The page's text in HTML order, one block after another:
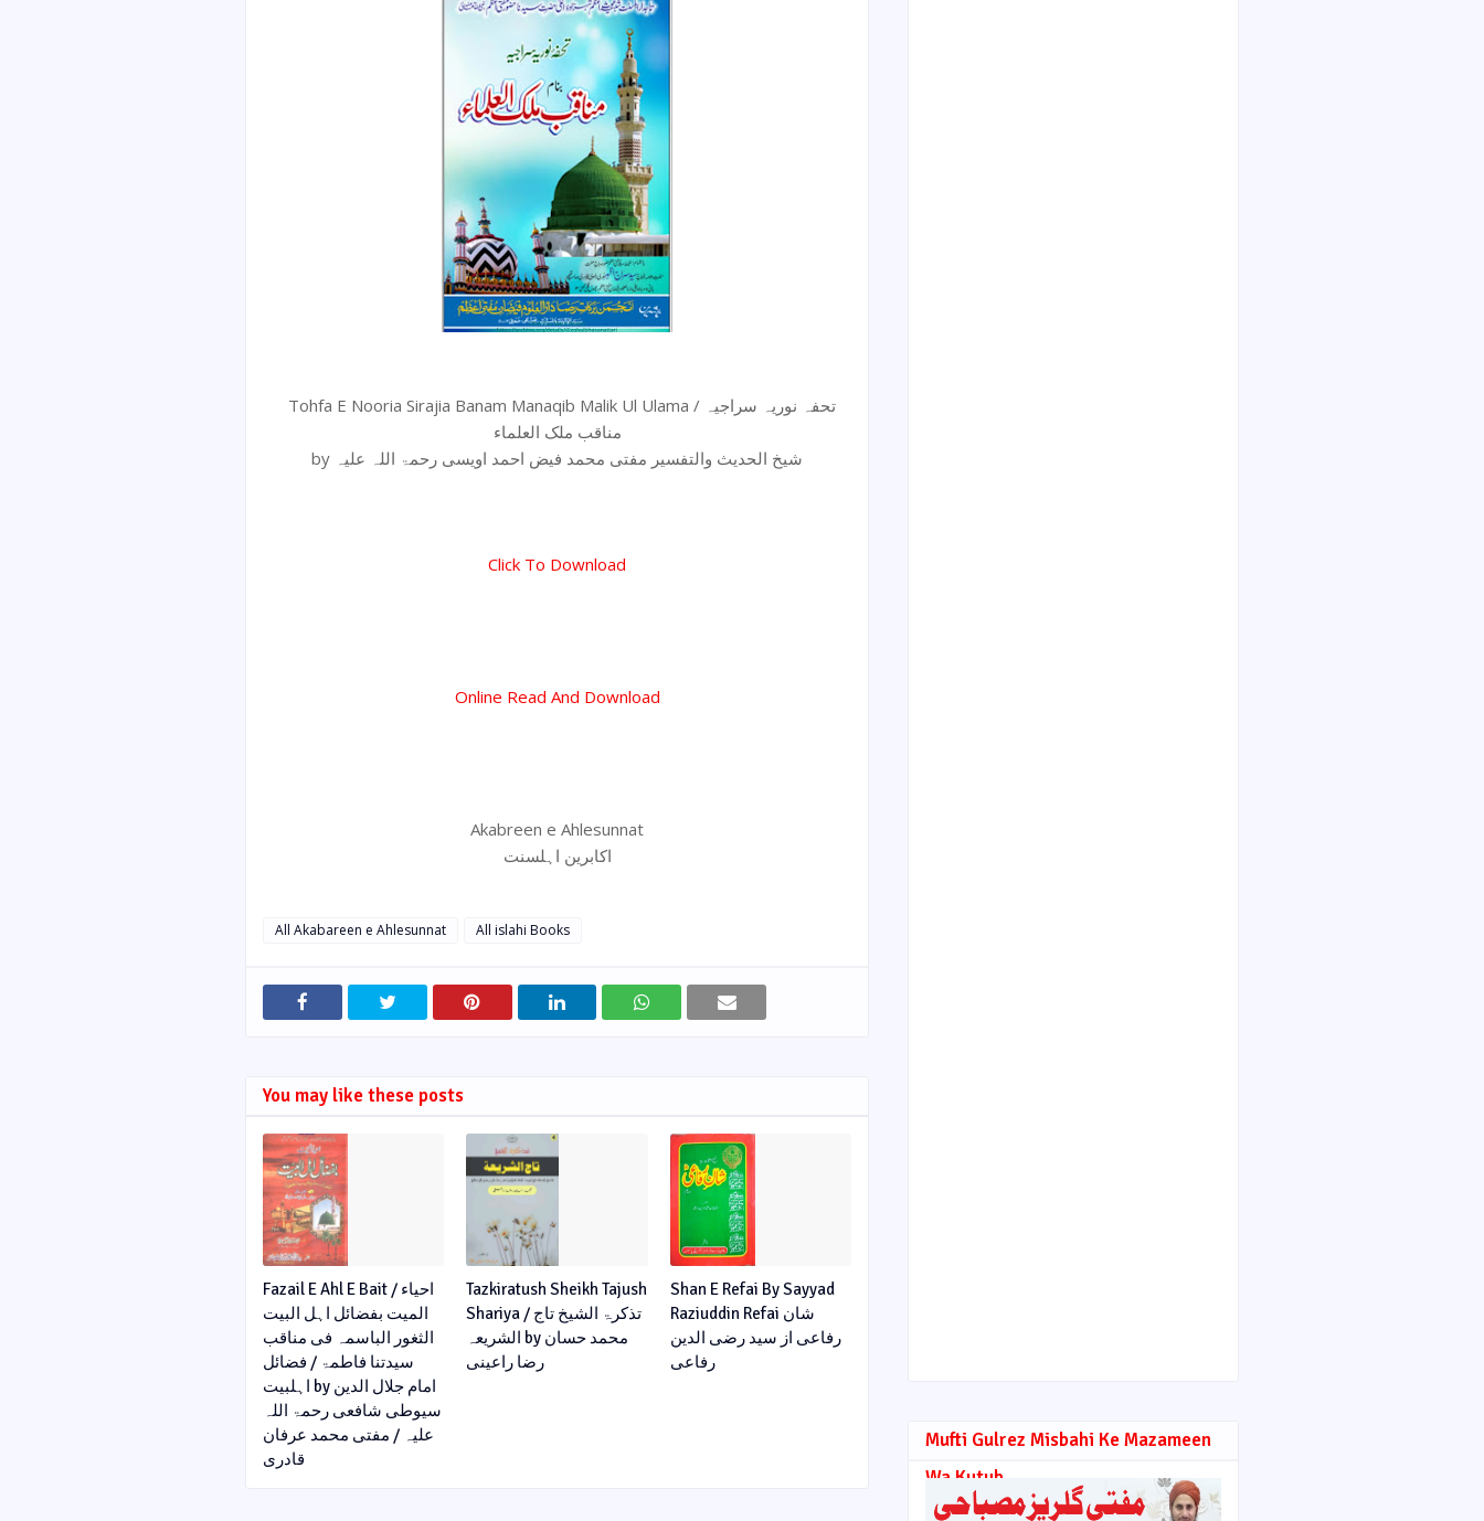
Tohfa E Nooria Sirajia Banam Manaqib Malik Ul Ulama / تحفہ نوریہ سراجیہ
مناقب ملک العلماء
by شیخ الحدیث والتفسیر مفتی محمد فیض احمد اویسی رحمۃ اللہ علیہ
Click To Download
Online Read And Download
Akabreen e Ahlesunnat
اکابرین اہلسنت
All Akabareen e Ahlesunnat All islahi Books
You may like these posts
Fazail E Ahl E Bait / احیاء
المیت بفضائل اہل البیت
الثغور الباسمہ فی مناقب
سیدتنا فاطمۃ / فضائل
اہلبیت by امام جلال الدین
سیوطی شافعی رحمۃ اللہ
علیہ / مفتی محمد عرفان
قادری
Tazkiratush Sheikh Tajush
Shariya / تذکرۃ الشیخ تاج
الشریعہ by محمد حسان
رضا راعینی
Shan E Refai By Sayyad
Raziuddin Refai شان
رفاعی از سید رضی الدین
رفاعی
Mufti Gulrez Misbahi Ke Mazameen
Wa Kutub